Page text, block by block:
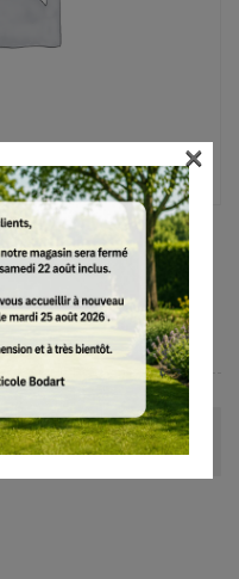
50 cm,
×